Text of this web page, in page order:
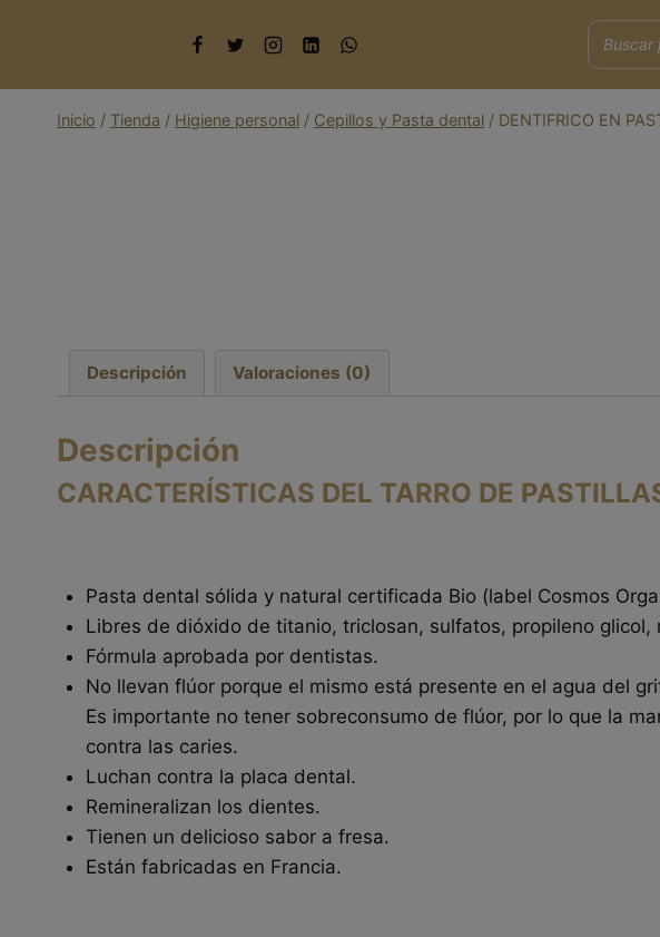
Inicio / Tienda / Higiene personal / Cepillos y Pasta dental / DENTIFRICO EN
Descripción Valoraciones (0)
Descripción
CARACTERÍSTICAS DEL TARRO DE
Pasta dental sólida y natural certificada Bio (label Cosmos
Libres de dióxido de titanio, triclosan, sulfatos, propileno glicol,
Fórmula aprobada por dentistas.
No llevan flúor porque el mismo está presente en el agua del
Es importante no tener sobreconsumo de flúor, por lo que la
contra las caries.
Luchan contra la placa dental.
Remineralizan los dientes.
Tienen un delicioso sabor a fresa.
Están fabricadas en Francia.